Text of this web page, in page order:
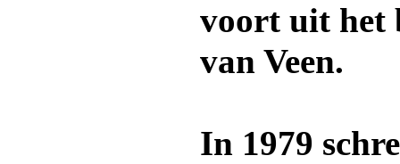
voort uit het
van Veen.
In 1979